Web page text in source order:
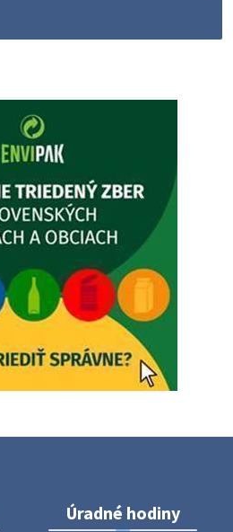
Sivoň
čerpania dovolenky. Akútne
sa bude zvážať komunálny odpad.
sa zváža komunálny odpad.
Úradné hodiny